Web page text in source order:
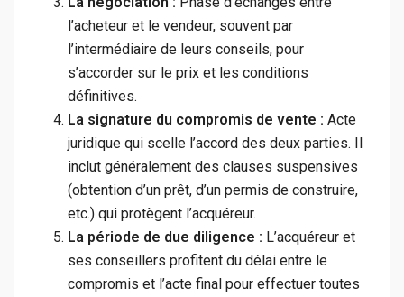
l’acheteur et le vendeur, souvent par
l’intermédiaire de leurs conseils, pour
s’accorder sur le prix et les conditions
définitives.
La signature du compromis de vente : Acte
juridique qui scelle l’accord des deux parties. Il
inclut généralement des clauses suspensives
(obtention d’un prêt, d’un permis de construire,
etc.) qui protègent l’acquéreur.
La période de due diligence : L’acquéreur et
ses conseillers profitent du délai entre le
compromis et l’acte final pour effectuer toutes